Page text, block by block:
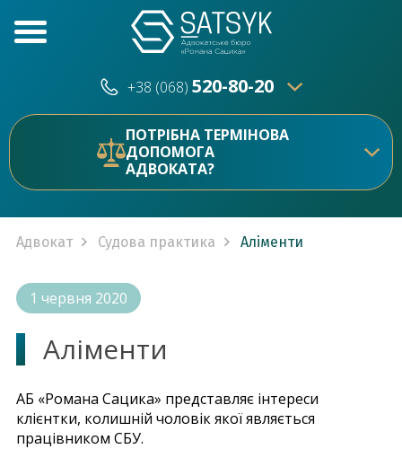
+38 (068) 520-80-20
520-80-20
ПОТРІБНА ТЕРМІНОВА
ДОПОМОГА
АДВОКАТА?
Адвокат Судова практика Аліменти
1 червня 2020
Аліменти
АБ «Романа Сацика» представляє інтереси
клієнтки, колишній чоловік якої являється
працівником СБУ.